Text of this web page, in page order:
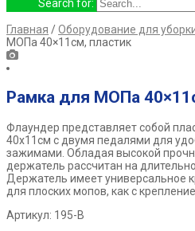
Search for:
Главная /Оборудование для
МОПа 40×11см, пластик
Рамка для МОПа
Флаундер представляет собой
40х11см с двумя педалями для
зажимами. Обладая высокой
держатель рассчитан на
Держатель имеет универсальное
для плоских мопов, как с
Артикул: 195-В